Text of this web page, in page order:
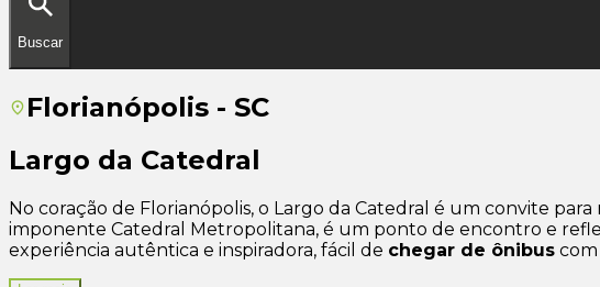
Buscar
Florianópolis - SC
Largo da Catedral
No coração de Florianópolis, o Largo da Catedral é um convite
imponente Catedral Metropolitana, é um ponto de encontro e
experiência autêntica e inspiradora, fácil de chegar de ônibus com